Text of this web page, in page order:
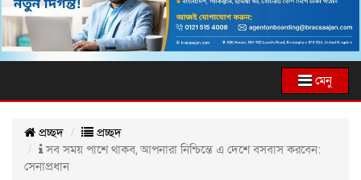
মেনু
প্রচ্ছদ
প্রচ্ছদ
সব সময় পাশে থাকব, আপনারা নিশ্চিন্তে এ দেশে বসবাস করবেন:
সেনাপ্রধান